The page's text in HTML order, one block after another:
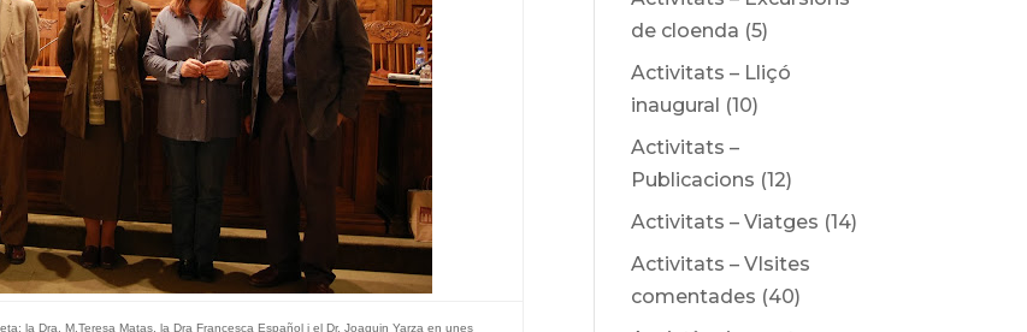
la Dra. M.Teresa Matas, la Dra Francesca Español i el Dr. Joaquin Yarza en unes
de cloenda (5)
Activitats – Lliçó
inaugural (10)
Activitats –
Publicacions (12)
Activitats – Viatges (14)
Activitats – VIsites
comentades (40)